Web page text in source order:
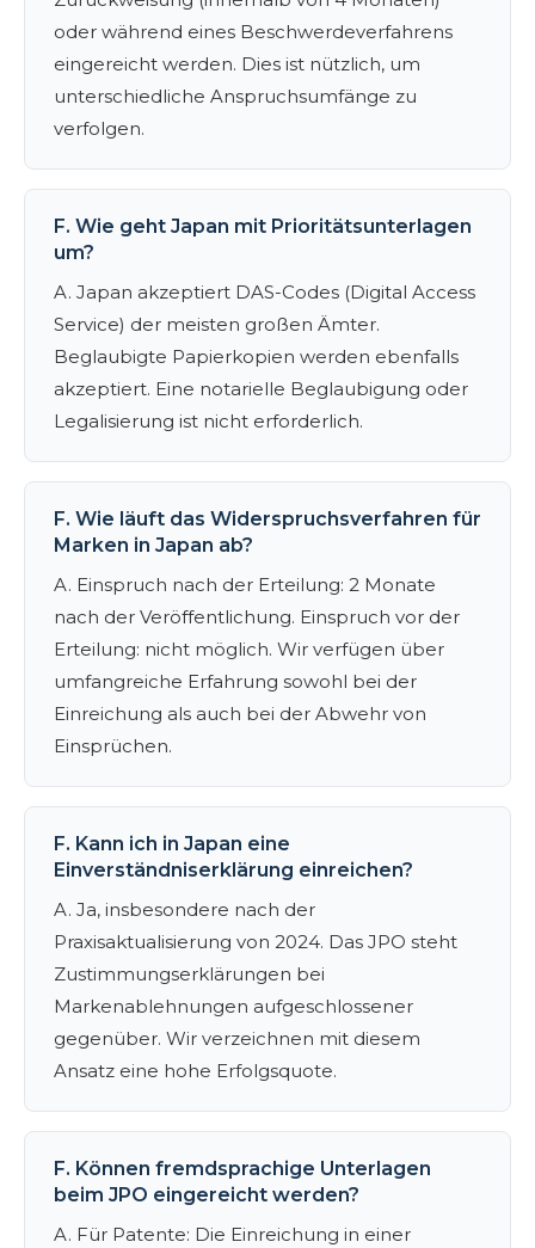
oder während eines Beschwerdeverfahrens
eingereicht werden. Dies ist nützlich, um
unterschiedliche Anspruchsumfänge zu
verfolgen.
F. Wie geht Japan mit Prioritätsunterlagen
um?
A. Japan akzeptiert DAS-Codes (Digital Access
Service) der meisten großen Ämter.
Beglaubigte Papierkopien werden ebenfalls
akzeptiert. Eine notarielle Beglaubigung oder
Legalisierung ist nicht erforderlich.
F. Wie läuft das Widerspruchsverfahren für
Marken in Japan ab?
A. Einspruch nach der Erteilung: 2 Monate
nach der Veröffentlichung. Einspruch vor der
Erteilung: nicht möglich. Wir verfügen über
umfangreiche Erfahrung sowohl bei der
Einreichung als auch bei der Abwehr von
Einsprüchen.
F. Kann ich in Japan eine
Einverständniserklärung einreichen?
A. Ja, insbesondere nach der
Praxisaktualisierung von 2024. Das JPO steht
Zustimmungserklärungen bei
Markenablehnungen aufgeschlossener
gegenüber. Wir verzeichnen mit diesem
Ansatz eine hohe Erfolgsquote.
F. Können fremdsprachige Unterlagen
beim JPO eingereicht werden?
A. Für Patente: Die Einreichung in einer